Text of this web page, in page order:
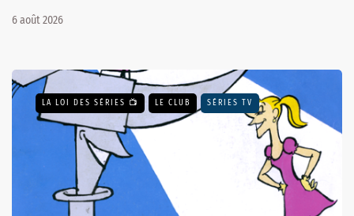
6 août 2026
LA LOI DES SÉRIES 📺 LE CLUB SÉRIES TV